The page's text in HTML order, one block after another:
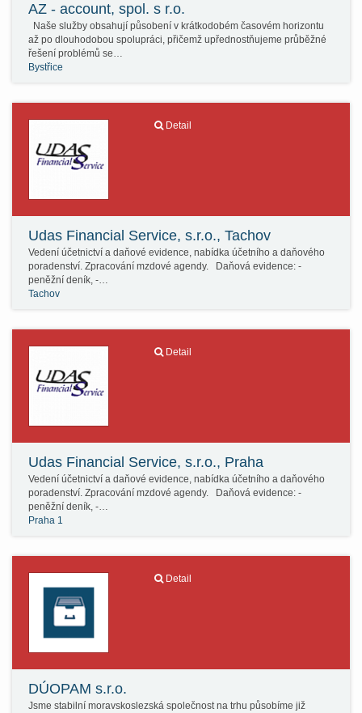
AZ - account, spol. s r.o.
Naše služby obsahují působení v krátkodobém časovém horizontu
až po dlouhodobou spolupráci, přičemž upřednostňujeme průběžné
řešení problémů se…
Bystřice
Detail
Udas Financial Service, s.r.o., Tachov
Vedení účetnictví a daňové evidence, nabídka účetního a daňového
poradenství. Zpracování mzdové agendy. Daňová evidence: -
peněžní deník, -…
Tachov
Detail
Udas Financial Service, s.r.o., Praha
Vedení účetnictví a daňové evidence, nabídka účetního a daňového
poradenství. Zpracování mzdové agendy. Daňová evidence: -
peněžní deník, -…
Praha 1
Detail
DÚOPAM s.r.o.
Jsme stabilní moravskoslezská společnost na trhu působíme již